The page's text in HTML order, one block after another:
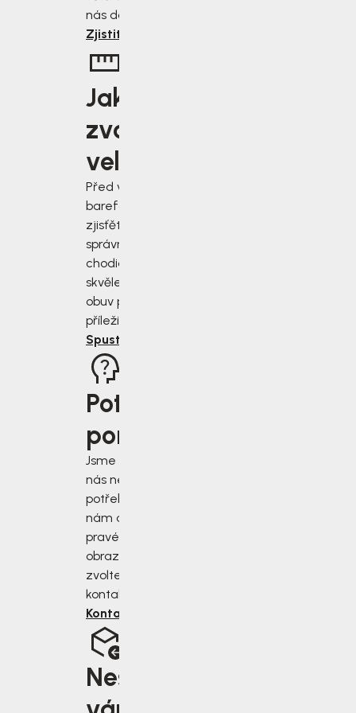
nás dostanete.
Zjistit více
Jakou
zvolit
velikost?
Před výběrem
barefoot bot
zjisťěte jak
správně změřit
chodidla a vybrat
skvěle padnoucí
obuv pro každou
příležitost.
Spustit rádce
Potřebujete
poradit?
Jsme tu pro vás, když
nás nejvíce
potřebujete. Napište
nám do chatu v
pravém dolním rohu
obrazovky, nebo
zvolte jiný druh
kontaktu.
Kontaktujte nás
Nesedí